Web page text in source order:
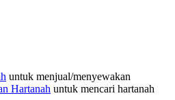
untuk menjual/menyewakan
Hartanah untuk mencari hartanah